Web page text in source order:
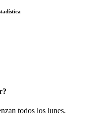
todos los lunes.